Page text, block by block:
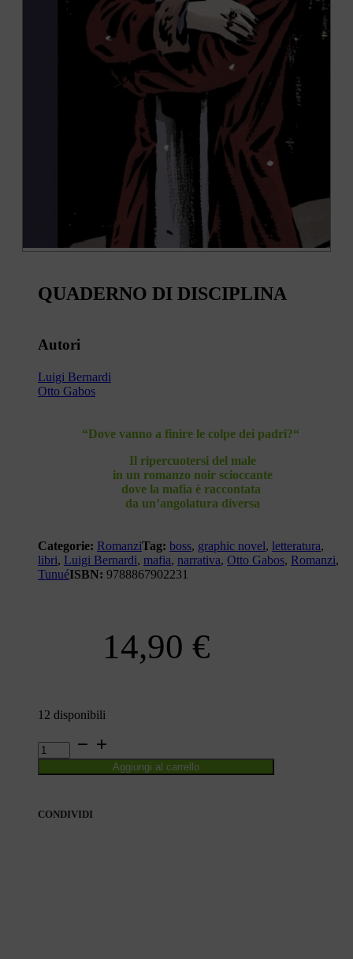
QUADERNO DI DISCIPLINA
Autori
Luigi Bernardi
Otto Gabos
“Dove vanno a finire le colpe dei padri?“
Il ripercuotersi del male
in un romanzo noir scioccante
dove la mafia è raccontata
da un’angolatura diversa
Categorie: RomanziTag: boss, graphic novel, letteratura,
libri, Luigi Bernardi, mafia, narrativa, Otto Gabos, Romanzi,
TunuéISBN: 9788867902231
14,90 €
12 disponibili
QUADERNO
DI
Aggiungi al carrello
CONDIVIDI